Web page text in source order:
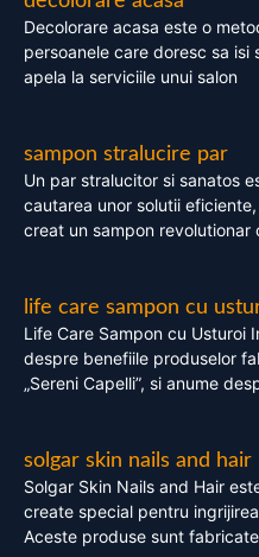
Decolorare acasa este o
persoanele care doresc sa isi
apela la serviciile unui salon
sampon stralucire par
Un par stralucitor si sanatos
cautarea unor solutii
creat un sampon revolutionar
life care sampon cu
Life Care Sampon cu Usturoi
despre benefiile produselor
„Sereni Capelli”, si anume
solgar skin nails and hair
Solgar Skin Nails and Hair
create special pentru
Aceste produse sunt